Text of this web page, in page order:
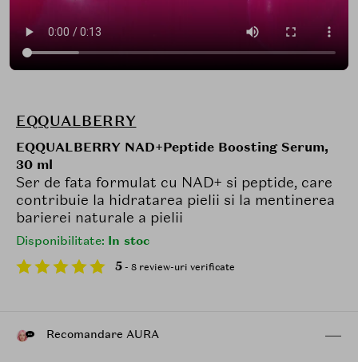
EQQUALBERRY
EQQUALBERRY NAD+Peptide Boosting Serum,
30 ml
Ser de fata formulat cu NAD+ si peptide, care
contribuie la hidratarea pielii si la mentinerea
barierei naturale a pielii
Disponibilitate: In stoc
5 - 8 review-uri verificate
Recomandare AURA